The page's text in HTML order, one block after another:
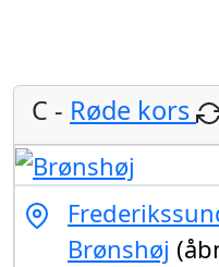
C - Røde kors
Brønshøj